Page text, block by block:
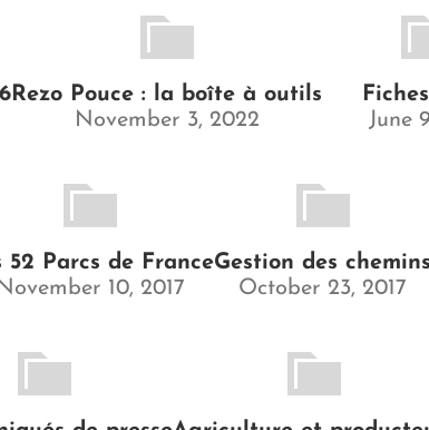
Rezo Pouce : la boîte à outils
November 3, 2022
June
52 Parcs de France
10, 2017
Gestion des chemins
October 23, 2017